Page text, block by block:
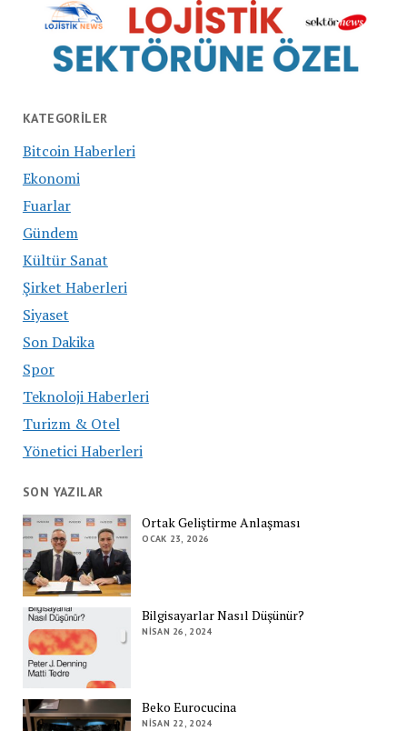
KATEGORILER
Bitcoin Haberleri
Ekonomi
Fuarlar
Gündem
Kültür Sanat
Şirket Haberleri
Siyaset
Son Dakika
Spor
Teknoloji Haberleri
Turizm & Otel
Yönetici Haberleri
SON YAZILAR
Ortak Geliştirme Anlaşması
OCAK 23, 2026
Bilgisayarlar Nasıl Düşünür?
NISAN 26, 2024
Beko Eurocucina
NISAN 22, 2024